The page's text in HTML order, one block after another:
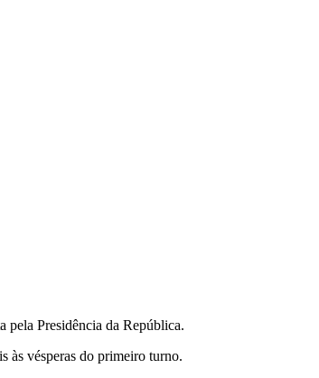
pela Presidência da República.
às vésperas do primeiro turno.